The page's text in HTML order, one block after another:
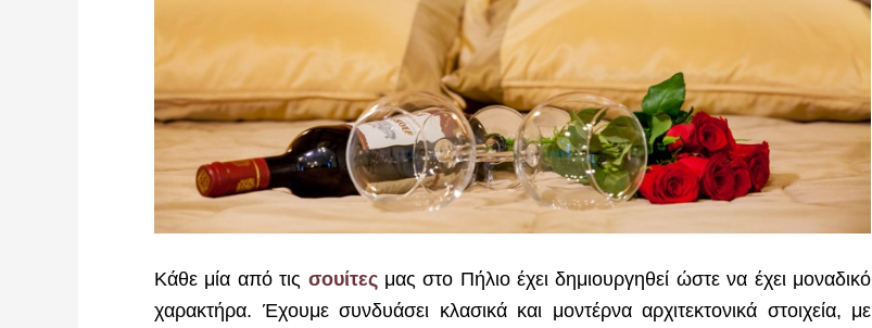
Κάθε μία από τις σουίτεςμας στο Πήλιο έχει δημιουργηθεί ώστε να έχει μοναδικό
χαρακτήρα. Έχουμε συνδυάσει κλασικά και μοντέρνα αρχιτεκτονικά στοιχεία, με